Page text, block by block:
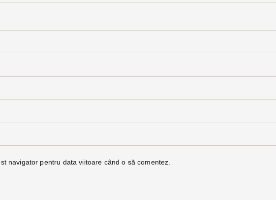
navigator pentru data viitoare când o să comentez.